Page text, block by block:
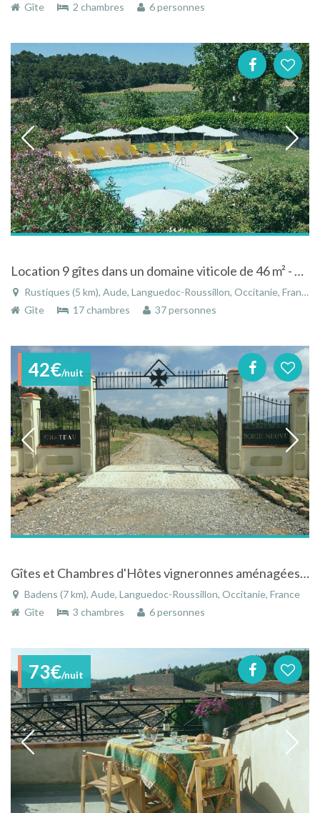
Gîte
2 chambres 6 personnes
Location 9 gîtes dans un domaine viticole de 46 m² - 250 m² pour 2 - 10 personnes à Rustiques
Rustiques (5 km), Aude, Languedoc-Roussillon, Occitanie, France
Gîte
17 chambres 37 personnes
42€/nuit
Gîtes et Chambres d'Hôtes vigneronnes aménagées au Domaine Borie Neuve à Badens dans l' Aude - Languedoc-Roussillon
Badens (7 km), Aude, Languedoc-Roussillon, Occitanie, France
Gîte
3 chambres 6 personnes
73€/nuit